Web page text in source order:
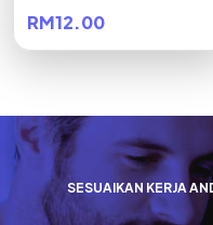
RM12.00
SESUAIKAN KERJA AN